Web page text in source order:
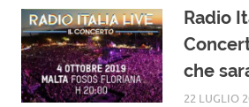
Radio
che
22 LUGLIO